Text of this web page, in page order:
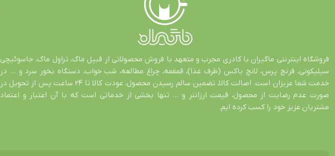
فروشگاه اینترنتی ماگیران با کادری مجرب و متعهد با فروش محصولاتی از قبیل ماگ، تراول ماگ، جاسوئیچی
سیلیکونی، فرنچ پرس، لانچ باکس (ظرف غذا)، قمقمه، چراغ مطالعه، شب خواب، دستگاه بخور سرد و … در
خدمت شما عزیزان است. اصالت کالا، تضمین سالم رسیدن محصول، عودت کالا تا 24 ساعت پس از تحویل در
صورت عدم رضایت از محصول، قیمت ارزانتر و … تنها بخشی از خدماتی است که با آن اعتبار و اعتماد
مشتریان عزیز خود را کسب کرده ایم.